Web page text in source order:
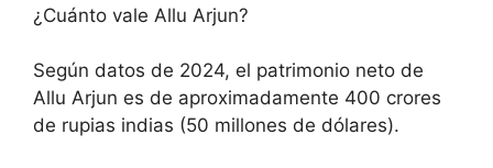
¿Cuánto vale Allu Arjun?
Según datos de 2024, el patrimonio neto de
Allu Arjun es de aproximadamente 400 crores
de rupias indias (50 millones de dólares).